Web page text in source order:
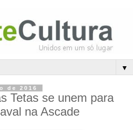
▼
de 2016
Tetas se unem para
na Ascade